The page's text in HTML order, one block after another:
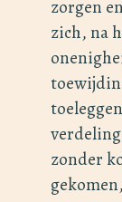
zorgen
zich, na
zonder